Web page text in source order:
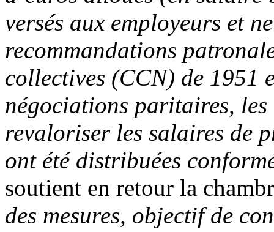
versés aux employeurs et
recommandations
collectives (CCN) de 1951
négociations paritaires, les
revaloriser les salaires de
ont été distribuées
soutient en retour la
des mesures, objectif de